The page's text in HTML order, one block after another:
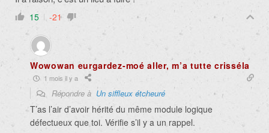
15 -21
Wowowan eurgardez-moé aller, m’a tutte crisséla
1 mois il y a
Répondre à Un siffleux étcheuré
T’as l’air d’avoir hérité du même module logique
défectueux que toi. Vérifie s’il y a un rappel.